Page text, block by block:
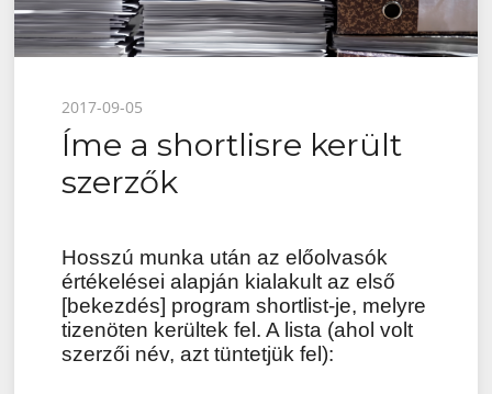
Posted
on
2017-09-05
Íme a shortlisre került
szerzők
Hosszú munka után az előolvasók
értékelései alapján kialakult az első
[bekezdés] program shortlist-je, melyre
tizenöten kerültek fel. A lista (ahol volt
szerzői név, azt tüntetjük fel):